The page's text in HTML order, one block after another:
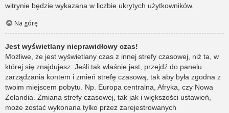
witrynie będzie wykazana w liczbie ukrytych użytkowników.
Na górę
Jest wyświetlany nieprawidłowy czas!
Możliwe, że jest wyświetlany czas z innej strefy czasowej, niż ta, w
której się znajdujesz. Jeśli tak właśnie jest, przejdź do panelu
zarządzania kontem i zmień strefę czasową, tak aby była zgodna z
twoim miejscem pobytu. Np. Europa centralna, Afryka, czy Nowa
Zelandia. Zmiana strefy czasowej, tak jak i większości ustawień,
może zostać wykonana tylko przez zarejestrowanych